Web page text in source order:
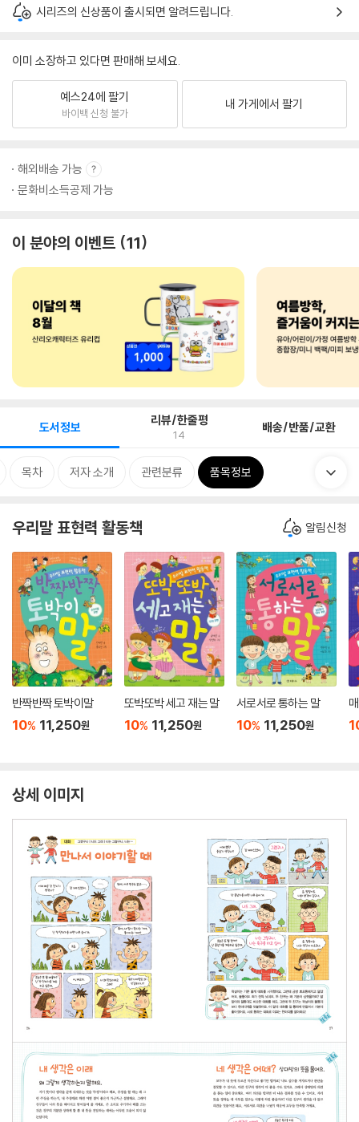
시리즈의 신상품이 출시되면 알려드립니다.
이미 소장하고 있다면 판매해 보세요.
예스24에 팔기
바이백 신청 불가
내 가게에서 팔기
해외배송 가능
문화비소득공제 가능
이 분야의 이벤트 11
도서정보 리뷰/한줄평
14 배송/반품/교환
목차 저자 소개 관련분류 품목정보
우리말 표현력 활동책 알림신청
반짝반짝 토박이말
10% 11,250원
또박또박 세고 재는 말
10% 11,250원
서로서로 통하는 말
10% 11,250원
상세 이미지